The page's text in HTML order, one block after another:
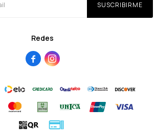
Redes
 
SUSCRIBIRME